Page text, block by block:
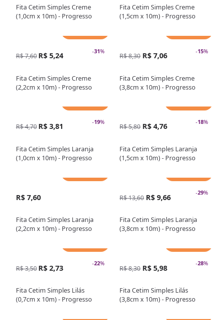
Fita Cetim Simples Creme
(1,0cm x 10m) - Progresso
Fita Cetim Simples Creme
(1,5cm x 10m) - Progresso
-31%
R$ 7,60 R$ 5,24
Fita Cetim Simples Creme
(2,2cm x 10m) - Progresso
-15%
R$ 8,30 R$ 7,06
Fita Cetim Simples Creme
(3,8cm x 10m) - Progresso
-19%
R$ 4,70 R$ 3,81
Fita Cetim Simples Laranja
(1,0cm x 10m) - Progresso
-18%
R$ 5,80 R$ 4,76
Fita Cetim Simples Laranja
(1,5cm x 10m) - Progresso
R$ 7,60
Fita Cetim Simples Laranja
(2,2cm x 10m) - Progresso
-29%
R$ 13,60 R$ 9,66
Fita Cetim Simples Laranja
(3,8cm x 10m) - Progresso
-22%
R$ 3,50 R$ 2,73
Fita Cetim Simples Lilás
(0,7cm x 10m) - Progresso
-28%
R$ 8,30 R$ 5,98
Fita Cetim Simples Lilás
(3,8cm x 10m) - Progresso